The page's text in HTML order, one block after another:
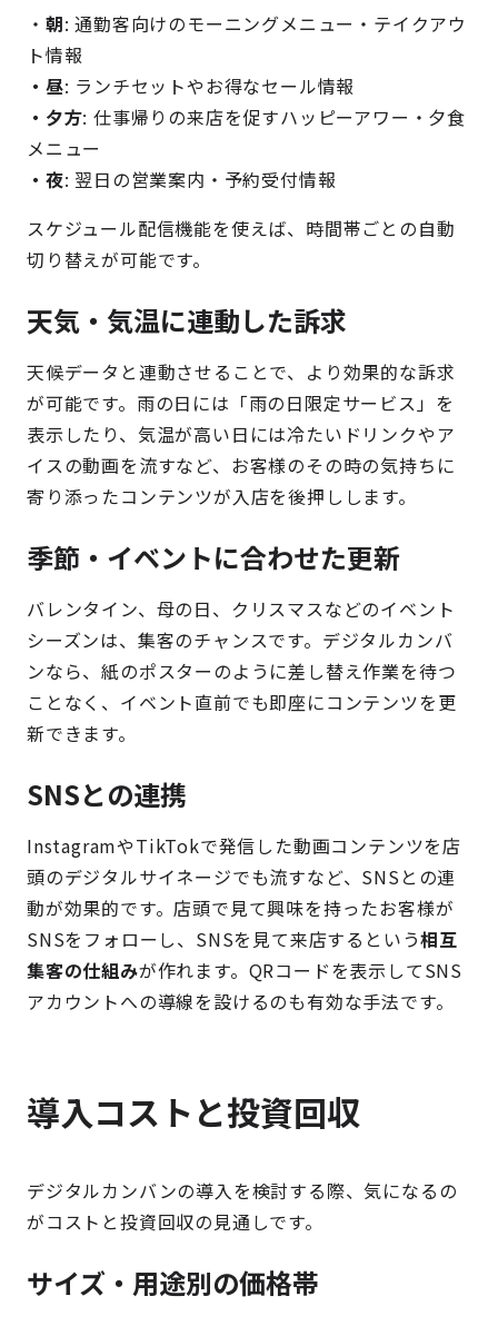
・ 朝: 通勤客向けのモーニングメニュー・テイクアウ
ト情報
・昼: ランチセットやお得なセール情報
・夕方: 仕事帰りの来店を促すハッピーアワー・夕食
メニュー
・夜: 翌日の営業案内・予約受付情報
スケジュール配信機能を使えば、時間帯ごとの自動
切り替えが可能です。
天気・気温に連動した訴求
天候データと連動させることで、より効果的な訴求
が可能です。雨の日には「雨の日限定サービス」を
表示したり、気温が高い日には冷たいドリンクやア
イスの動画を流すなど、お客様のその時の気持ちに
寄り添ったコンテンツが入店を後押しします。
季節・イベントに合わせた更新
バレンタイン、母の日、クリスマスなどのイベント
シーズンは、集客のチャンスです。デジタルカンバ
ンなら、紙のポスターのように差し替え作業を待つ
ことなく、イベント直前でも即座にコンテンツを更
新できます。
SNSとの連携
InstagramやTikTokで発信した動画コンテンツを店
頭のデジタルサイネージでも流すなど、SNSとの連
動が効果的です。店頭で見て興味を持ったお客様が
SNSをフォローし、SNSを見て来店するという相互
集客の仕組みが作れます。QRコードを表示してSNS
アカウントへの導線を設けるのも有効な手法です。
導入コストと投資回収
デジタルカンバンの導入を検討する際、気になるの
がコストと投資回収の見通しです。
サイズ・用途別の価格帯